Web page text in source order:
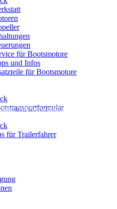
für Bootsmotore
und Infos
für Bootsmotore
für Trailerfahrer
Wir verwenden keine
zur Verfügung stehen.